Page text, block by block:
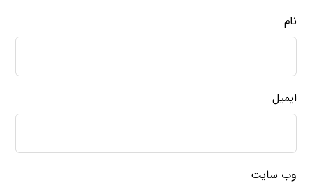
نام
ایمیل
وب‌ سایت